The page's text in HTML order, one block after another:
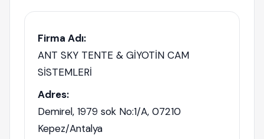
Firma Adı:
ANT SKY TENTE & GİYOTİN CAM
SİSTEMLERİ
Adres:
Demirel, 1979 sok No:1/A, 07210
Kepez/Antalya